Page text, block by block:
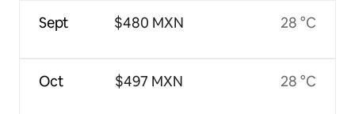
Sept
Oct
$480 MXN
$497 MXN
28 °C
28 °C